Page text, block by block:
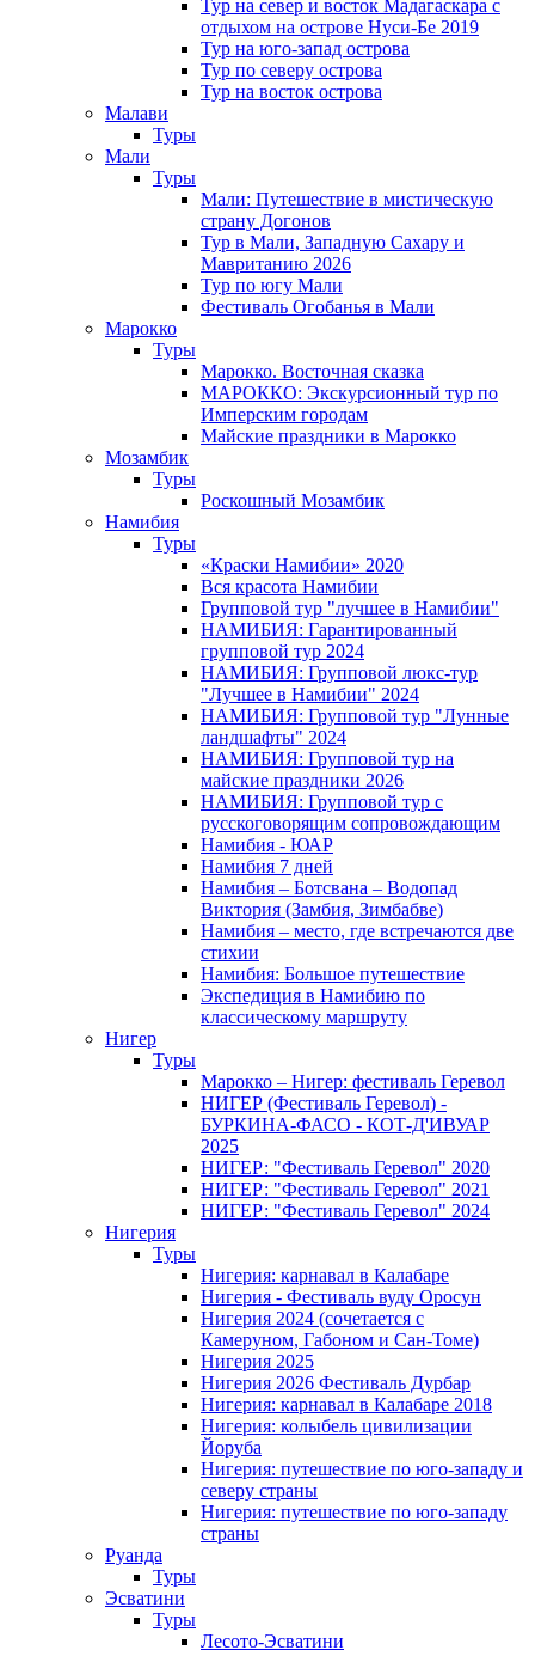
Тур на север и восток Мадагаскара с
отдыхом на острове Нуси-Бе 2019
Тур на юго-запад острова
Тур по северу острова
Тур на восток острова
Малави
Туры
Мали
Туры
Мали: Путешествие в мистическую
страну Догонов
Тур в Мали, Западную Сахару и
Мавританию 2026
Тур по югу Мали
Фестиваль Огобанья в Мали
Марокко
Туры
Марокко. Восточная сказка
МАРОККО: Экскурсионный тур по
Имперским городам
Майские праздники в Марокко
Мозамбик
Туры
Роскошный Мозамбик
Намибия
Туры
«Краски Намибии» 2020
Вся красота Намибии
Групповой тур "лучшее в Намибии"
НАМИБИЯ: Гарантированный
групповой тур 2024
НАМИБИЯ: Групповой люкс-тур
"Лучшее в Намибии" 2024
НАМИБИЯ: Групповой тур "Лунные
ландшафты" 2024
НАМИБИЯ: Групповой тур на
майские праздники 2026
НАМИБИЯ: Групповой тур с
русскоговорящим сопровождающим
Намибия - ЮАР
Намибия 7 дней
Намибия – Ботсвана – Водопад
Виктория (Замбия, Зимбабве)
Намибия – место, где встречаются две
стихии
Намибия: Большое путешествие
Экспедиция в Намибию по
классическому маршруту
Нигер
Туры
Марокко – Нигер: фестиваль Геревол
НИГЕР (Фестиваль Геревол) -
БУРКИНА-ФАСО - КОТ-Д'ИВУАР
2025
НИГЕР: "Фестиваль Геревол" 2020
НИГЕР: "Фестиваль Геревол" 2021
НИГЕР: "Фестиваль Геревол" 2024
Нигерия
Туры
Нигерия: карнавал в Калабаре
Нигерия - Фестиваль вуду Оросун
Нигерия 2024 (сочетается с
Камеруном, Габоном и Сан-Томе)
Нигерия 2025
Нигерия 2026 Фестиваль Дурбар
Нигерия: карнавал в Калабаре 2018
Нигерия: колыбель цивилизации
Йоруба
Нигерия: путешествие по юго-западу и
северу страны
Нигерия: путешествие по юго-западу
страны
Руанда
Туры
Эсватини
Туры
Лесото-Эсватини